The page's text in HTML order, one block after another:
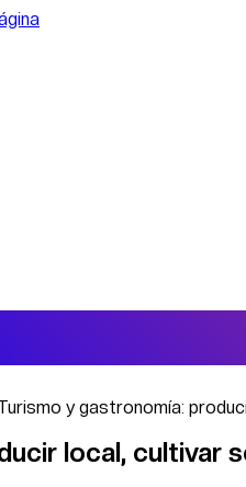
y gastronomía:
local, cultivar